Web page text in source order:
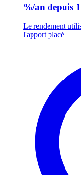
%/an depuis
Le rendement
l'apport placé.